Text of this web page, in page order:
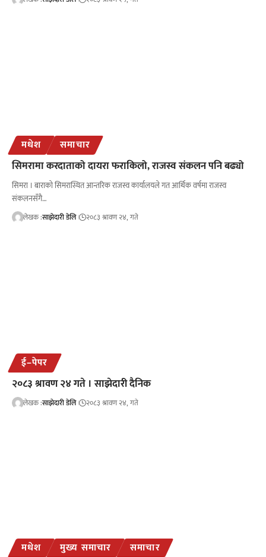
मधेश समाचार
सिमरामा करदाताको दायरा फराकिलो, राजस्व संकलन पनि बढ्यो
सिमरा । बाराको सिमरास्थित आन्तरिक राजस्व कार्यालयले गत आर्थिक वर्षमा राजस्व
संकलनसँगै…
लेखक :साझेदारी डेलि २०८३ श्रावण २४, गते
ई–पेपर
२०८३ श्रावण २४ गते । साझेदारी दैनिक
लेखक :साझेदारी डेलि २०८३ श्रावण २४, गते
मधेश मुख्य समाचार समाचार